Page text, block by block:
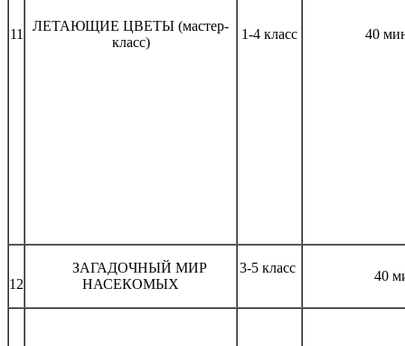
11
ЛЕТАЮЩИЕ ЦВЕТЫ (мастер-
класс)
1-4 класс 40
12
ЗАГАДОЧНЫЙ МИР
НАСЕКОМЫХ
3-5 класс
40